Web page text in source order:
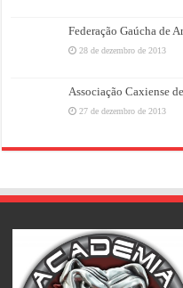
Federação Gaúcha de
28 de dezembro de 2013
Associação Caxiense
27 de dezembro de 2013